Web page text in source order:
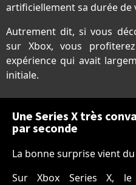
artificiellement sa durée de
Autrement dit, si vous
sur Xbox, vous
expérience qui avait
initiale.
Une Series X très
par seconde
La bonne surprise vient
Sur Xbox Series X,